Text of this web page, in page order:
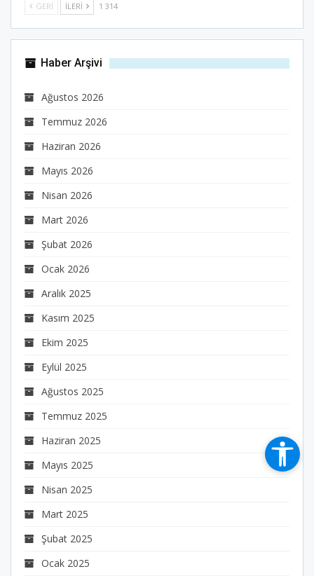
GERI İLERI 1 314
Haber Arşivi
Ağustos 2026
Temmuz 2026
Haziran 2026
Mayıs 2026
Nisan 2026
Mart 2026
Şubat 2026
Ocak 2026
Aralık 2025
Kasım 2025
Ekim 2025
Eylül 2025
Ağustos 2025
Temmuz 2025
Haziran 2025
Mayıs 2025
Nisan 2025
Mart 2025
Şubat 2025
Ocak 2025